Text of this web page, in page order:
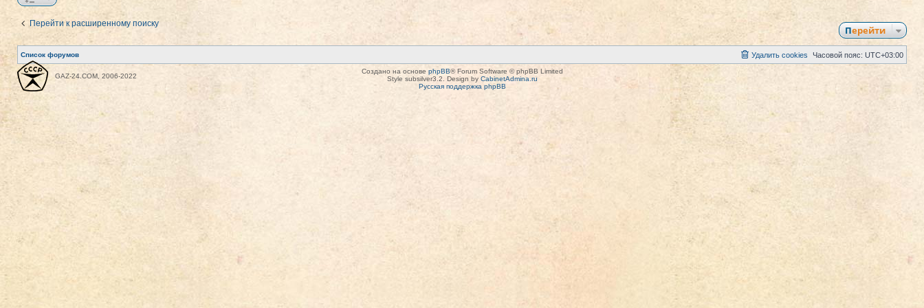
Перейти к расширенному поиску
Перейти
Список форумов Часовой пояс: UTC+03:00
Удалить cookies
GAZ-24.COM, 2006-2022
Создано на основе phpBB® Forum Software © phpBB Limited
Style subsilver3.2. Design by CabinetAdmina.ru
Русская поддержка phpBB